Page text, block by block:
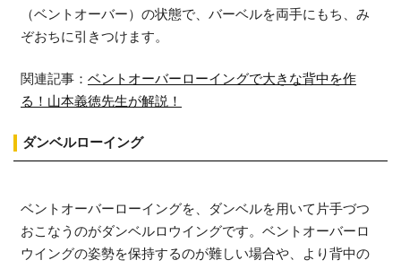
（ベントオーバー）の状態で、バーベルを両手にもち、み
ぞおちに引きつけます。
関連記事： ベントオーバーローイングで大きな背中を作
る！山本義徳先生が解説！
ダンベルローイング
ベントオーバーローイングを、ダンベルを用いて片手づつ
おこなうのがダンベルロウイングです。ベントオーバーロ
ウイングの姿勢を保持するのが難しい場合や、より背中の